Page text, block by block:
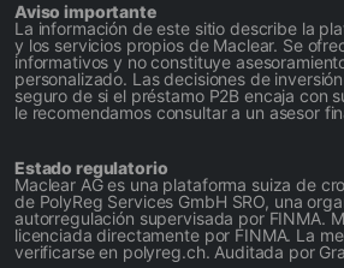
Aviso importante
La información de este sitio describe la
y los servicios propios de Maclear. Se
informativos y no constituye
personalizado. Las decisiones de
seguro de si el préstamo P2B encaja con
le recomendamos consultar a un asesor
Estado regulatorio
Maclear AG es una plataforma suiza de
de PolyReg Services GmbH SRO, una
autorregulación supervisada por FINMA.
licenciada directamente por FINMA. La
verificarse en polyreg.ch. Auditada por